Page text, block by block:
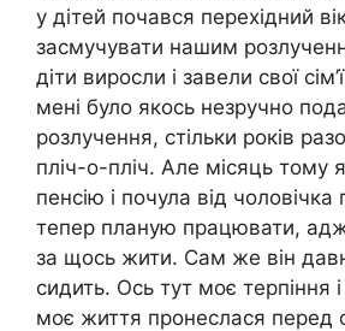
у дітей почався перехідний
засмучувати нашим
діти виросли і завели свої
мені було якось незручно
розлучення, стільки років
пліч-о-пліч. Але місяць тому
пенсію і почула від
тепер планую працювати,
за щось жити. Сам же він
сидить. Ось тут моє терпіння
моє життя пронеслася перед